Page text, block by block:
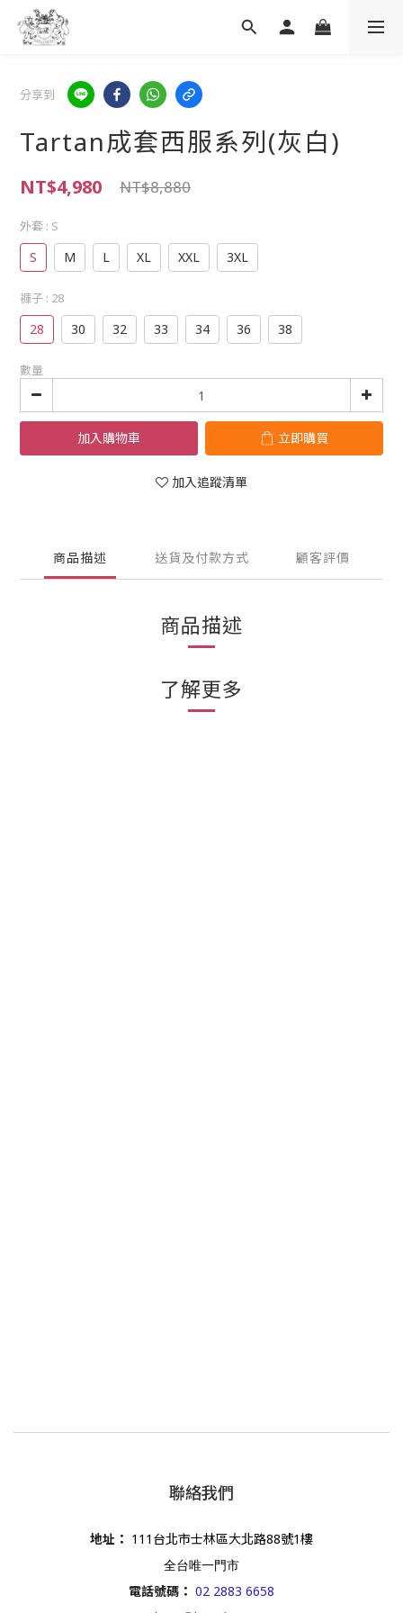
分享到
Tartan成套西服系列(灰白)
NT$4,980 NT$8,880
外套 : S
S M L XL XXL 3XL
褲子 : 28
28 30 32 33 34 36 38
數量
加入購物車 立即購買
加入追蹤清單
商品描述 送貨及付款方式 顧客評價
商品描述
了解更多
聯絡我們
地址 ： 111台北市士林區大北路88號1樓
全台唯一門市
電話號碼 ： 02 2883 6658